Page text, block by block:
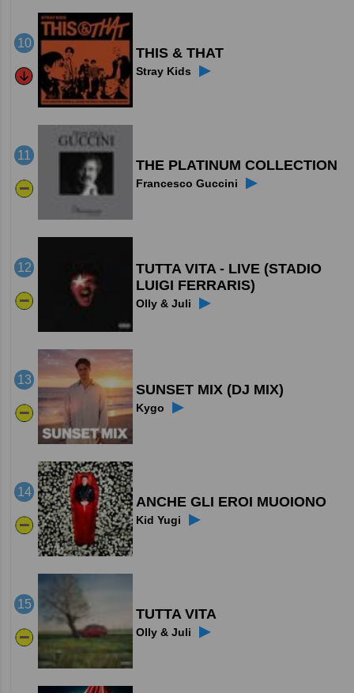
10
THIS & THAT
Stray Kids ▶
11
THE PLATINUM COLLECTION
Francesco Guccini ▶
12
TUTTA VITA - LIVE (STADIO
LUIGI FERRARIS)
Olly & Juli ▶
13
SUNSET MIX (DJ MIX)
Kygo ▶
14
ANCHE GLI EROI MUOIONO
Kid Yugi ▶
15
TUTTA VITA
Olly & Juli ▶